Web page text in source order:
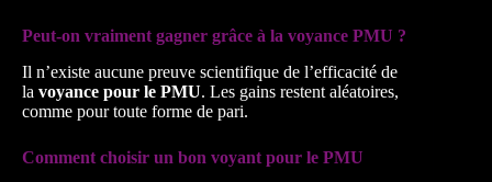
Peut-on vraiment gagner grâce à la voyance PMU ?
Il n’existe aucune preuve scientifique de l’efficacité de
la voyance pour le PMU. Les gains restent aléatoires,
comme pour toute forme de pari.
Comment choisir un bon voyant pour le PMU